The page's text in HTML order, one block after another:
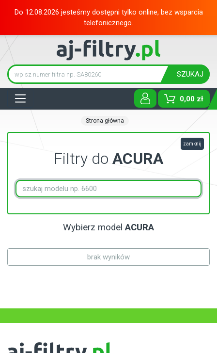
Do 12.08.2026 jesteśmy dostępni tylko online, bez wsparcia
telefonicznego.
SZUKAJ
0,00 zł
Strona główna
Filtry do ACURA
zamknij
Wybierz modelACURA
brak wyników